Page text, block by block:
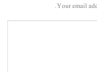
Your email